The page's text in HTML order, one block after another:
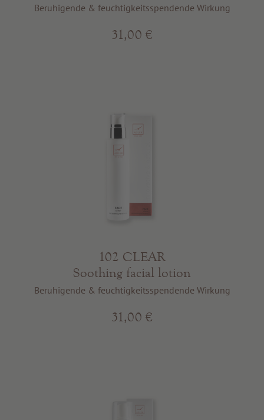
Beruhigende & feuchtigkeitsspendende Wirkung
31,00 €
102 CLEAR
Soothing facial lotion
Beruhigende & feuchtigkeitsspendende Wirkung
31,00 €